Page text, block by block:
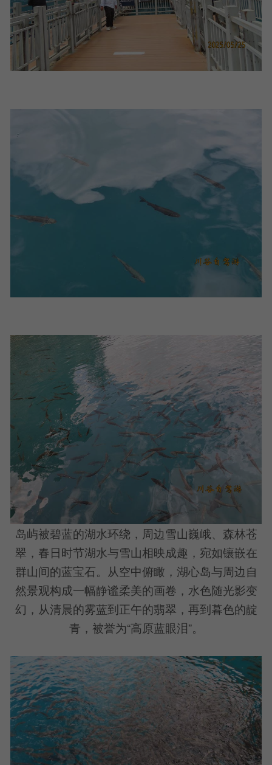
岛屿被碧蓝的湖水环绕，周边雪山巍峨、森林苍
翠，春日时节湖水与雪山相映成趣，宛如镶嵌在
群山间的蓝宝石。从空中俯瞰，湖心岛与周边自
然景观构成一幅静谧柔美的画卷，水色随光影变
幻，从清晨的雾蓝到正午的翡翠，再到暮色的靛
青，被誉为“高原蓝眼泪”。